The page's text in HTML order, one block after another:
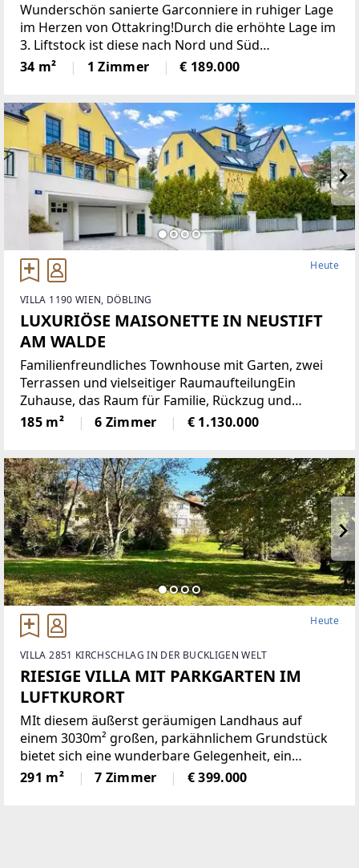
Wunderschön sanierte Garconniere in ruhiger Lage
im Herzen von Ottakring!Durch die erhöhte Lage im
3. Liftstock ist diese nach Nord und Süd
ausgerichtete Wohnung sehr hell und bietet eine
angenehme Wohnatmosphäre. Sie verfügt über
34 m² 1 Zimmer € 189.000
Heute
VILLA 1190 WIEN, DÖBLING
LUXURIÖSE MAISONETTE IN NEUSTIFT
AM WALDE
Familienfreundliches Townhouse mit Garten, zwei
Terrassen und vielseitiger RaumaufteilungEin
Zuhause, das Raum für Familie, Rückzug und
gemeinsames Leben schafft: Dieses grosszügige
Townhouse mit rund 185 m² Wohnfläche überzeugt
185 m² 6 Zimmer € 1.130.000
Heute
VILLA 2851 KIRCHSCHLAG IN DER BUCKLIGEN WELT
RIESIGE VILLA MIT PARKGARTEN IM
LUFTKURORT
MIt diesem äußerst geräumigen Landhaus auf
einem 3030m² großen, parkähnlichem Grundstück
bietet sich eine wunderbare Gelegenheit, ein
einmaliges Domizil in der beliebten Gemeinde
Krumbach zu schaffen!Das 1972 in Ziegelbauweise
291 m² 7 Zimmer € 399.000